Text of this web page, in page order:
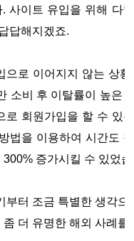
사이트 유입을 위해 다
답해지겠죠.
으로 이어지지 않는 상
소비 후 이탈률이 높은
로 회원가입을 할 수 있
법을 이용하여 시간도
증가시킬 수 있었
부터 조금 특별한 생각
더 유명한 해외 사례